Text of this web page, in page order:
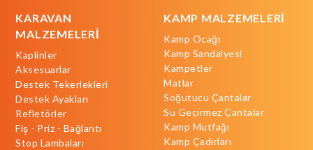
KARAVAN
MALZEMELERİ
Kaplinler
Aksesuarlar
Destek Tekerlekleri
Destek Ayakları
Refletörler
Fiş - Priz - Bağlantı
Stop Lambaları
KAMP MALZEMELERİ
Kamp Ocağı
Kamp Sandalyesi
Kampetler
Matlar
Soğutucu Çantalar
Su Geçirmez Çantalar
Kamp Mutfağı
Kamp Çadırları